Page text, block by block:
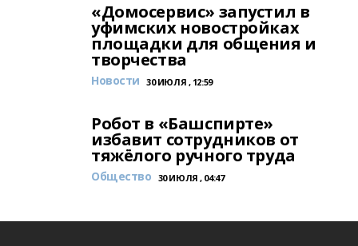
«Домосервис» запустил в
уфимских новостройках
площадки для общения и
творчества
Новости 30 ИЮЛЯ , 12:59
Робот в «Башспирте»
избавит сотрудников от
тяжёлого ручного труда
Общество 30 ИЮЛЯ , 04:47